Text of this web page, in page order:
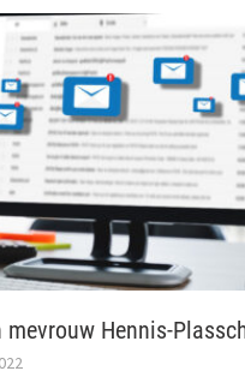
mevrouw Hennis-